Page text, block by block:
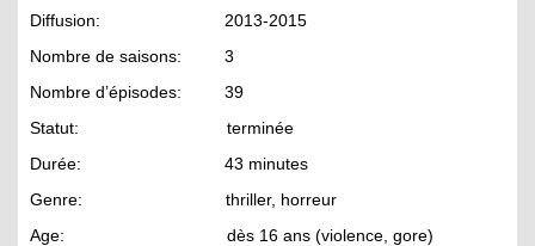
Diffusion: 2013-2015
Nombre de saisons: 3
Nombre d’épisodes: 39
Statut: terminée
Durée: 43 minutes
Genre: thriller, horreur
Age: dès 16 ans (violence, gore)